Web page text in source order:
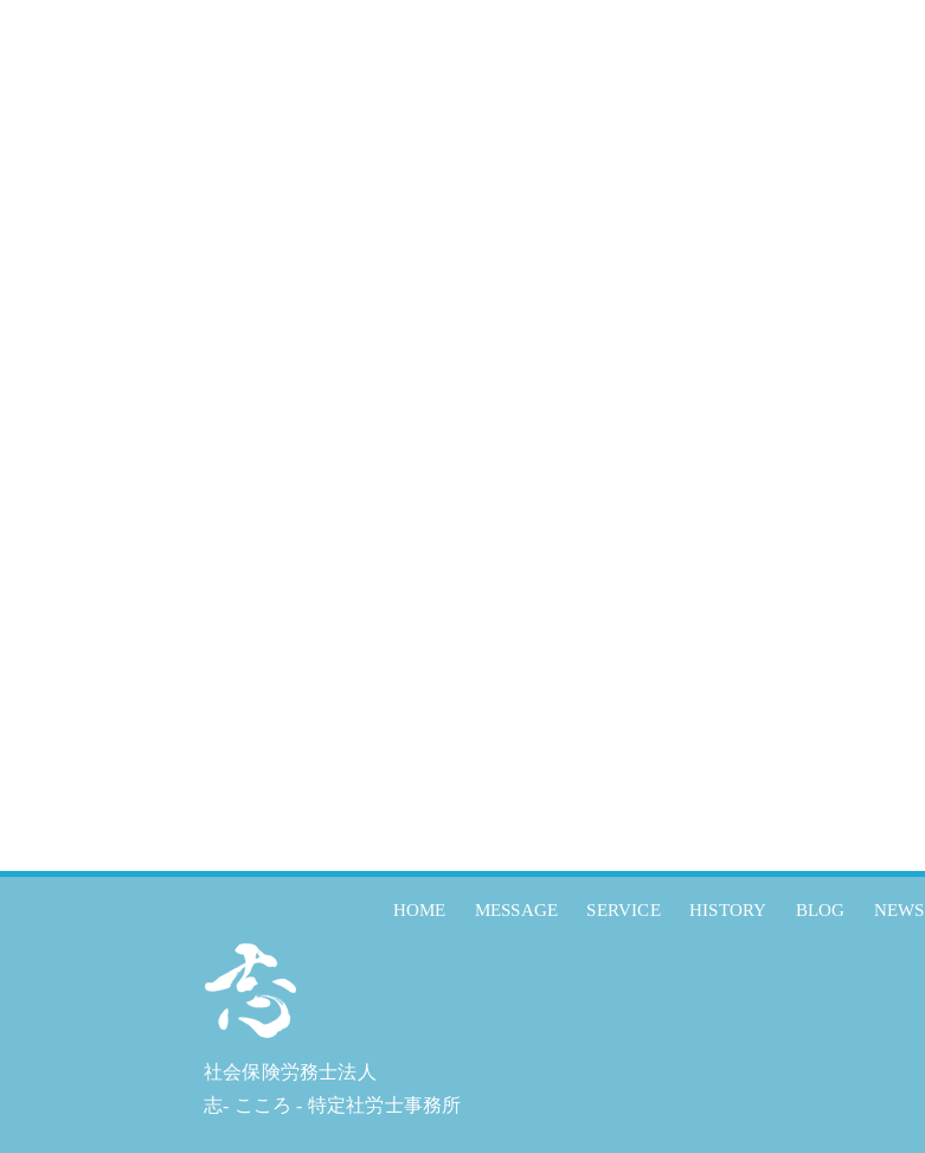
HOME MESSAGE SERVICE HISTORY BLOG NEWS
社会保険労務士法人
志- こころ - 特定社労士事務所